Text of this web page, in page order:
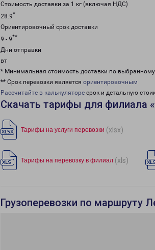
Стоимость доставки за 1 кг (включая НДС)
28.9*
Ориентировочный срок доставки
9 - 9**
Дни отправки
вт
* Минимальная стоимость доставки по
** Срок перевозки является ориентировочным
Рассчитайте в калькуляторе срок и детальную
Скачать тарифы для филиала
Тарифы на услуги перевозки (xlsx)
Тарифы на перевозку в филиал (xls)
Грузоперевозки по маршруту